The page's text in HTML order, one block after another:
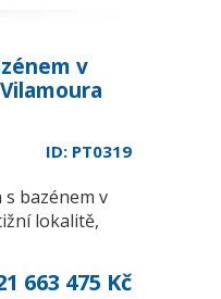
v
ID: PT0319
bazénem v
lokalitě,
663 475 Kč